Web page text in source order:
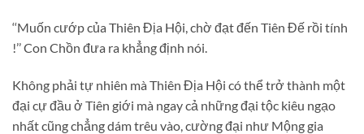
‘‘Muốn cướp của Thiên Địa Hội, chờ đạt đến Tiên Đế rồi tính
!’’ Con Chồn đưa ra khẳng định nói.
Không phải tự nhiên mà Thiên Địa Hội có thể trở thành một
đại cự đầu ở Tiên giới mà ngay cả những đại tộc kiêu ngạo
nhất cũng chẳng dám trêu vào, cường đại như Mộng gia